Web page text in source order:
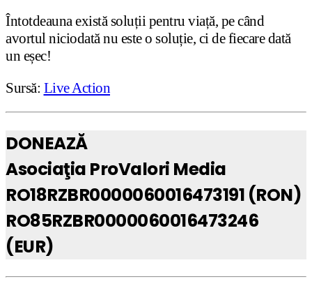
Întotdeauna există soluții pentru viață, pe când
avortul niciodată nu este o soluție, ci de fiecare dată
un eșec!
Sursă: Live Action
DONEAZĂ
Asociaţia ProValori Media
RO18RZBR0000060016473191 (RON)
RO85RZBR0000060016473246
(EUR)